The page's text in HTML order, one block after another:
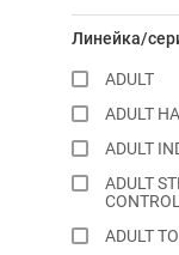
Chammy
Clan
Darsi
Eukanuba
Farmina
Felix
Линейка/
ADULT
ADULT
ADULT
ADULT
CONTROL
ADULT